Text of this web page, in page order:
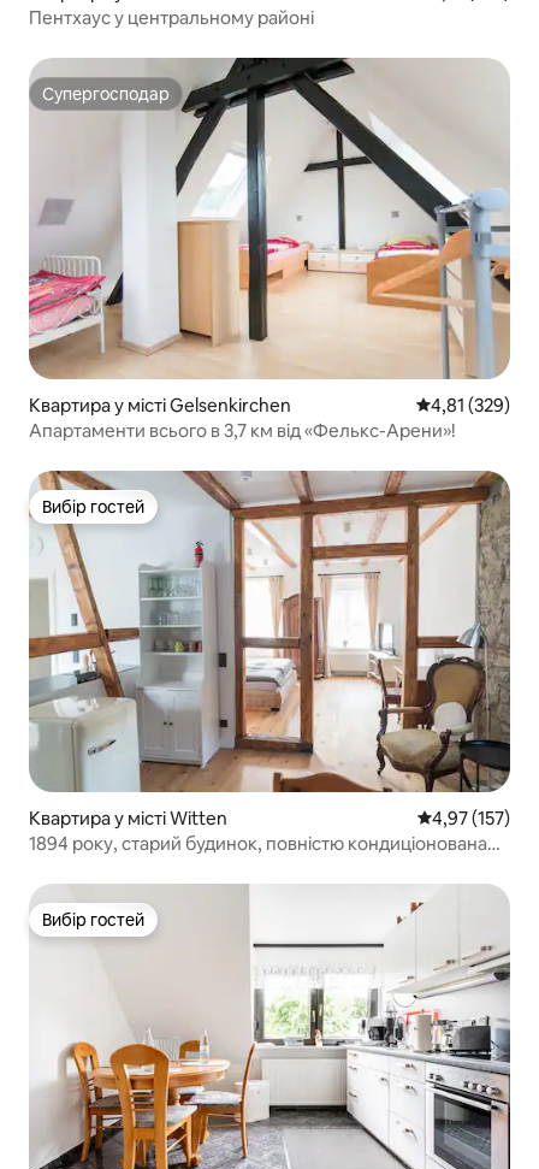
Пентхаус у центральному районі
Супергосподар
Супергосподар
Квартира у місті Gelsenkirchen Середня
4,81 (329)
Апартаменти всього в 3,7 км від «Фелькс-Арени»!
Вибір гостей
Вибір гостей
Квартира у місті Witten Середня
4,97 (157)
1894 року, старий будинок, повністю кондиціонована
Вибір гостей
Вибір гостей